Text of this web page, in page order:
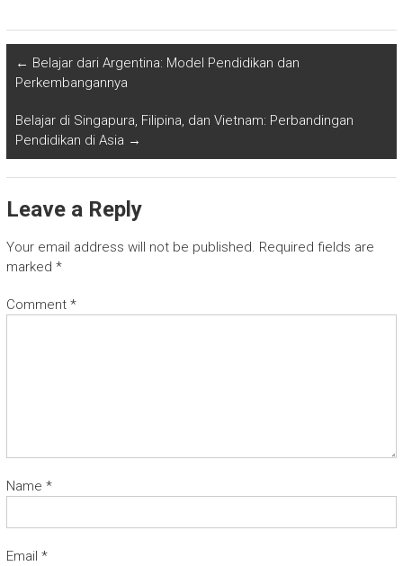
← Belajar dari Argentina: Model Pendidikan dan
Perkembangannya
Belajar di Singapura, Filipina, dan Vietnam: Perbandingan
Pendidikan di Asia →
Leave a Reply
Your email address will not be published. Required fields are
marked *
Comment *
Name *
Email *